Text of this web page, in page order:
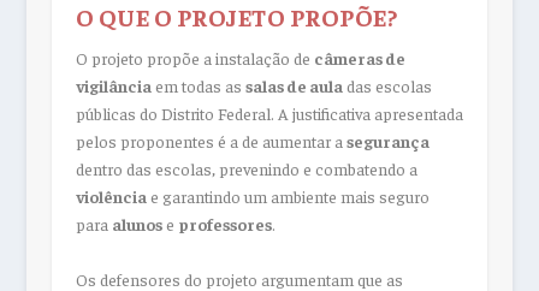
O QUE O PROJETO PROPÕE?
O projeto propõe a instalação de câmeras de
vigilância em todas as salas de aula das escolas
públicas do Distrito Federal. A justificativa apresentada
pelos proponentes é a de aumentar a segurança
dentro das escolas, prevenindo e combatendo a
violência e garantindo um ambiente mais seguro
para alunose professores.
Os defensores do projeto argumentam que as